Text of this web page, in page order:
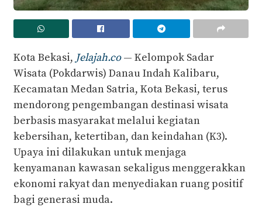
Kota Bekasi, Jelajah.co— Kelompok Sadar
Wisata (Pokdarwis) Danau Indah Kalibaru,
Kecamatan Medan Satria, Kota Bekasi, terus
mendorong pengembangan destinasi wisata
berbasis masyarakat melalui kegiatan
kebersihan, ketertiban, dan keindahan (K3).
Upaya ini dilakukan untuk menjaga
kenyamanan kawasan sekaligus menggerakkan
ekonomi rakyat dan menyediakan ruang positif
bagi generasi muda.